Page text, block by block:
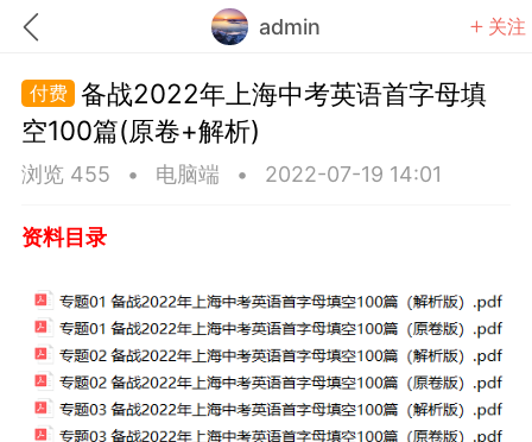
admin 关注
题库
赚金币和题库券
加入上海学习交流群，资料免费领
初中英语 高中英语
备战2022年上海中考英语首字母填
空100篇(原卷+解析)
浏览 455 • 电脑端 • 2022-07-19 14:01
资料目录